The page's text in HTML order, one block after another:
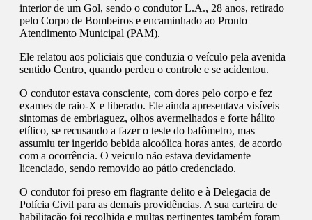
interior de um Gol, sendo o condutor L.A., 28 anos, retirado
pelo Corpo de Bombeiros e encaminhado ao Pronto
Atendimento Municipal (PAM).
Ele relatou aos policiais que conduzia o veículo pela avenida
sentido Centro, quando perdeu o controle e se acidentou.
O condutor estava consciente, com dores pelo corpo e fez
exames de raio-X e liberado. Ele ainda apresentava visíveis
sintomas de embriaguez, olhos avermelhados e forte hálito
etílico, se recusando a fazer o teste do bafômetro, mas
assumiu ter ingerido bebida alcoólica horas antes, de acordo
com a ocorrência. O veiculo não estava devidamente
licenciado, sendo removido ao pátio credenciado.
O condutor foi preso em flagrante delito e à Delegacia de
Polícia Civil para as demais providências. A sua carteira de
habilitação foi recolhida e multas pertinentes também foram